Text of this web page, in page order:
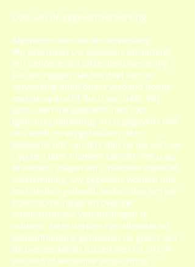
Doel van de gegevensverwerking
Algemeen doel van de verwerking
Wij gebruiken uw gegevens uitsluitend
ten behoeve van onze dienstverlening.
Dat wil zeggen dat het doel van de
verwerking altijd direct verband houdt
met de opdracht die u verstrekt. Wij
gebruiken uw gegevens niet voor
(gerichte) marketing. Als u gegevens met
ons deelt en wij gebruiken deze
gegevens om - anders dan op uw verzoek
- op een later moment contact met u op
te nemen, vragen wij u hiervoor expliciet
toestemming. Uw gegevens worden niet
met derden gedeeld, anders dan om aan
boekhoudkundige en overige
administratieve verplichtingen te
voldoen. Deze derden zijn allemaal tot
geheimhouding gehouden op grond van
de overeenkomst tussen hen en ons of
een eed of wettelijke verplichting.